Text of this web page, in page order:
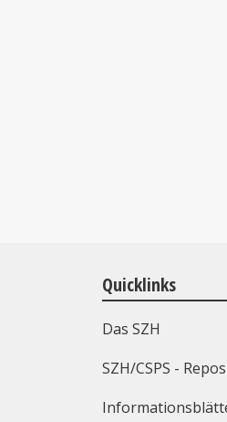
Quicklinks
Das SZH
SZH/CSPS -